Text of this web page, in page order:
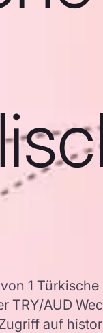
1
TRY/AUD
auf